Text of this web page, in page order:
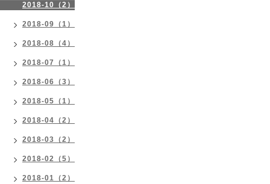
2018-10（2）
2018-09（1）
2018-08（4）
2018-07（1）
2018-06（3）
2018-05（1）
2018-04（2）
2018-03（2）
2018-02（5）
2018-01（2）